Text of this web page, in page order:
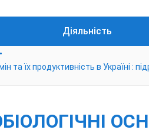
Діяльність
та їх продуктивність в